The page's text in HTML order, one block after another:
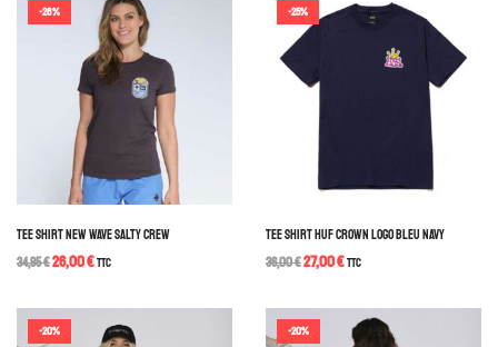
-26%
TEE SHIRT NEW WAVE SALTY CREW
34,95€26,00€TTC
-25%
TEE SHIRT HUF CROWN LOGO BLEU NAVY
36,00€27,00€TTC
-20% -20%